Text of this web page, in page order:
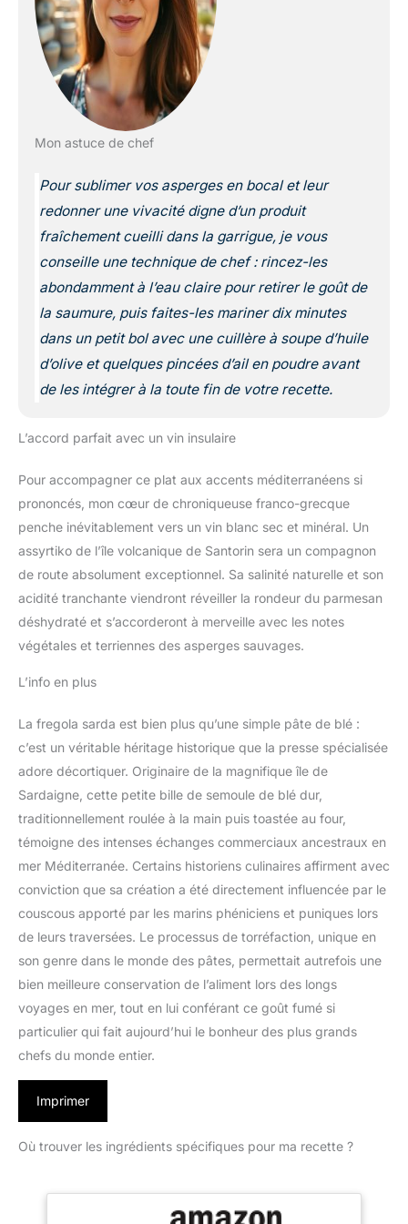
Mon astuce de chef
Pour sublimer vos asperges en bocal et leur
redonner une vivacité digne d’un produit
fraîchement cueilli dans la garrigue, je vous
conseille une technique de chef : rincez-les
abondamment à l’eau claire pour retirer le goût de
la saumure, puis faites-les mariner dix minutes
dans un petit bol avec une cuillère à soupe d’huile
d’olive et quelques pincées d’ail en poudre avant
de les intégrer à la toute fin de votre recette.
L’accord parfait avec un vin insulaire
Pour accompagner ce plat aux accents méditerranéens si
prononcés, mon cœur de chroniqueuse franco-grecque
penche inévitablement vers un vin blanc sec et minéral. Un
assyrtiko de l’île volcanique de Santorin sera un compagnon
de route absolument exceptionnel. Sa salinité naturelle et son
acidité tranchante viendront réveiller la rondeur du parmesan
déshydraté et s’accorderont à merveille avec les notes
végétales et terriennes des asperges sauvages.
L’info en plus
La fregola sarda est bien plus qu’une simple pâte de blé :
c’est un véritable héritage historique que la presse spécialisée
adore décortiquer. Originaire de la magnifique île de
Sardaigne, cette petite bille de semoule de blé dur,
traditionnellement roulée à la main puis toastée au four,
témoigne des intenses échanges commerciaux ancestraux en
mer Méditerranée. Certains historiens culinaires affirment avec
conviction que sa création a été directement influencée par le
couscous apporté par les marins phéniciens et puniques lors
de leurs traversées. Le processus de torréfaction, unique en
son genre dans le monde des pâtes, permettait autrefois une
bien meilleure conservation de l’aliment lors des longs
voyages en mer, tout en lui conférant ce goût fumé si
particulier qui fait aujourd’hui le bonheur des plus grands
chefs du monde entier.
Imprimer
Où trouver les ingrédients spécifiques pour ma recette ?